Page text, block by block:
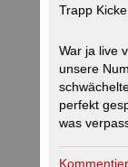
Trapp
War ja live
unsere
perfekt
was